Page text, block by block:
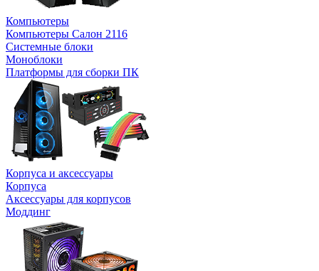
Компьютеры
Компьютеры Салон 2116
Системные блоки
Моноблоки
Платформы для сборки ПК
Корпуса и аксессуары
Корпуса
Аксессуары для корпусов
Моддинг